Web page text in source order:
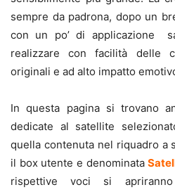
sempre da padrona, dopo un
con un po’ di applicazione
realizzare con facilità delle
originali e ad alto impatto
In questa pagina si trovano
dedicate al satellite
quella contenuta nel riquadro a
il box utente e denominata
rispettive voci si apriranno